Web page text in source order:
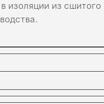
изоляции из